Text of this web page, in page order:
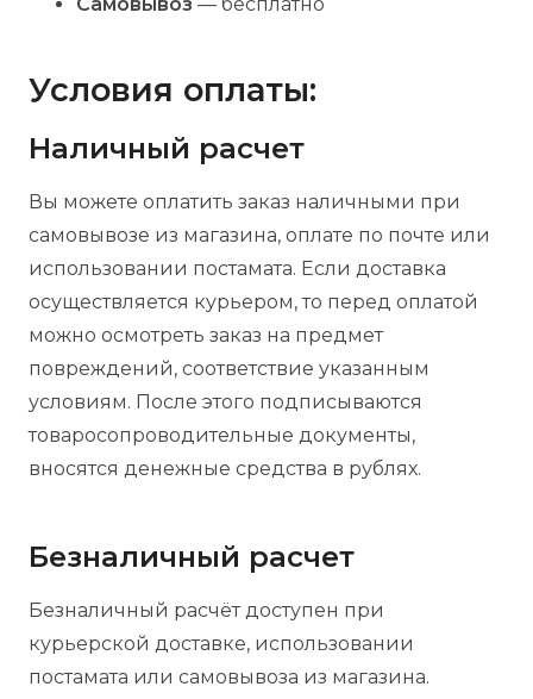
Условия оплаты:
Наличный расчет
Вы можете оплатить заказ наличными при
самовывозе из магазина, оплате по почте или
использовании постамата. Если доставка
осуществляется курьером, то перед оплатой
можно осмотреть заказ на предмет
повреждений, соответствие указанным
условиям. После этого подписываются
товаросопроводительные документы,
вносятся денежные средства в рублях.
Безналичный расчет
Безналичный расчёт доступен при
курьерской доставке, использовании
постамата или самовывоза из магазина.